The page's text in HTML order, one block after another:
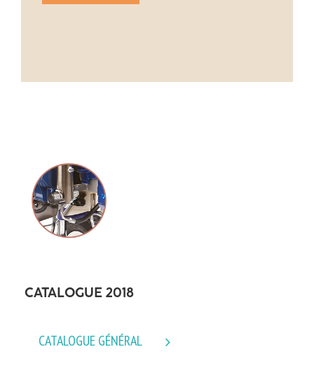
CATALOGUE 2018
CATALOGUE GÉNÉRAL